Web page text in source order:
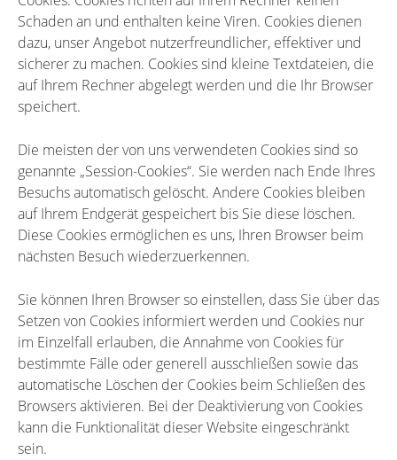
Schaden an und enthalten keine Viren. Cookies dienen
dazu, unser Angebot nutzerfreundlicher, effektiver und
sicherer zu machen. Cookies sind kleine Textdateien, die
auf Ihrem Rechner abgelegt werden und die Ihr Browser
speichert.
Die meisten der von uns verwendeten Cookies sind so
genannte „Session-Cookies“. Sie werden nach Ende Ihres
Besuchs automatisch gelöscht. Andere Cookies bleiben
auf Ihrem Endgerät gespeichert bis Sie diese löschen.
Diese Cookies ermöglichen es uns, Ihren Browser beim
nächsten Besuch wiederzuerkennen.
Sie können Ihren Browser so einstellen, dass Sie über das
Setzen von Cookies informiert werden und Cookies nur
im Einzelfall erlauben, die Annahme von Cookies für
bestimmte Fälle oder generell ausschließen sowie das
automatische Löschen der Cookies beim Schließen des
Browsers aktivieren. Bei der Deaktivierung von Cookies
kann die Funktionalität dieser Website eingeschränkt
sein.